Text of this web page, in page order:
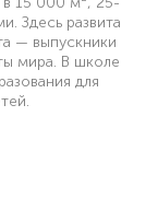
Здесь развита
— выпускники
мира. В школе
для